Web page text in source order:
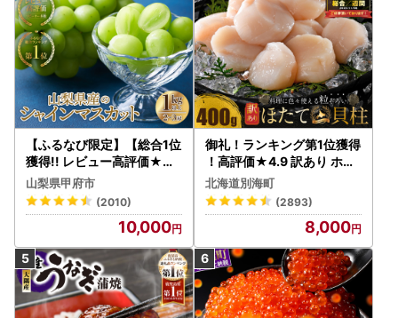
【ふるなび限定】【総合1位
獲得!! レビュー高評価★】
〈2026年度配送分〉山梨
県産 シャインマスカット 2
～3房（1.0kg以上）シャイ
ン フルーツ FN-Limited-S
P
山梨県甲府市
(2010)
10,000
御礼！ランキング第1位獲得
！高評価★4.9 訳あり ホタ
テ 400g（ほたて 帆立 貝柱
冷凍 ）
北海道別海町
(2893)
8,000